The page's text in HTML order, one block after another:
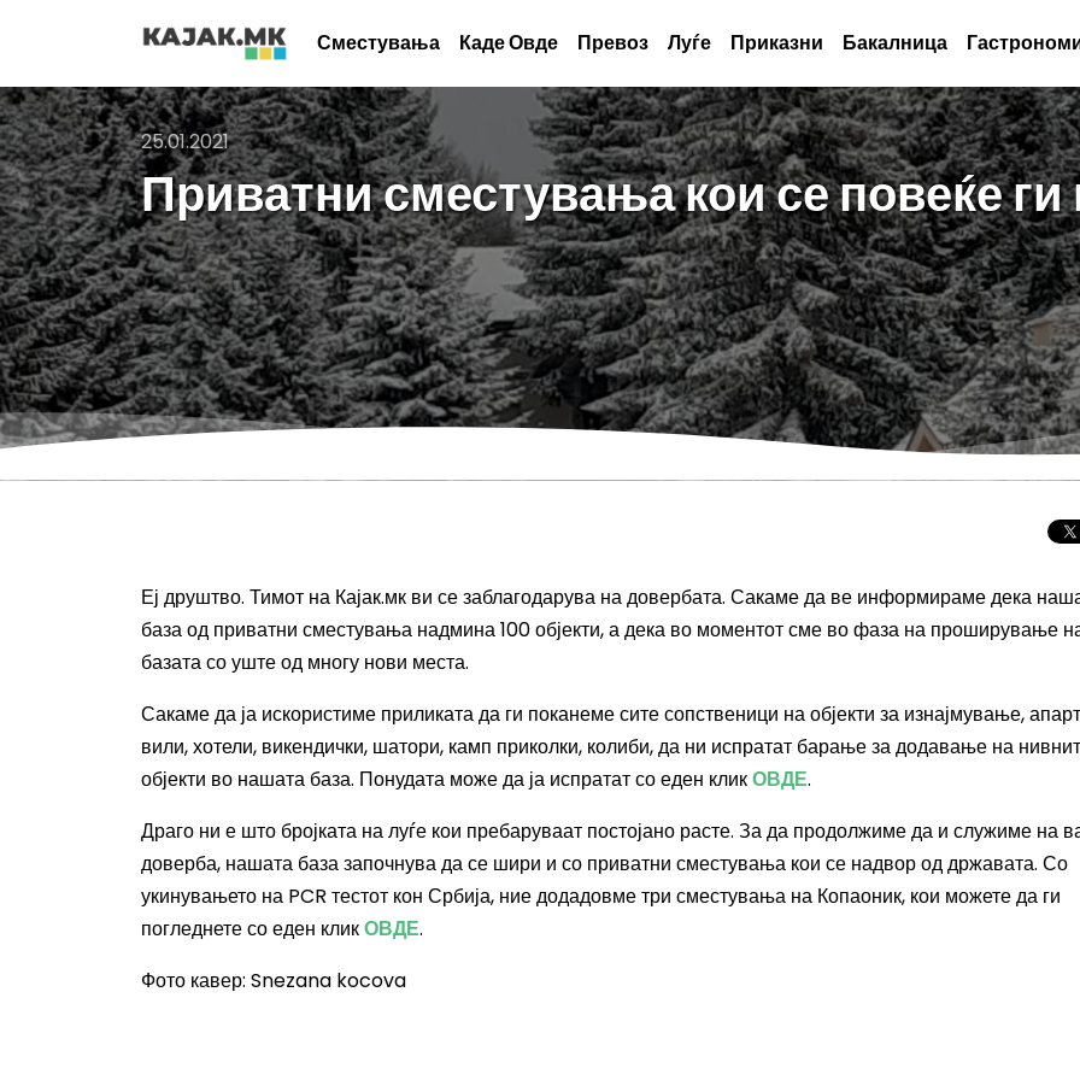
Сместувања Каде Овде Превоз Луѓе Приказни Бакалница
25.01.2021
Приватни сместувања кои се повеќе
Еј друштво. Тимот на Кајак.мк ви се заблагодарува на довербата. Сакаме да ве информираме дека
база од приватни сместувања надмина 100 објекти, а дека во моментот сме во фаза на проширување
базата со уште од многу нови места.
Сакаме да ја искористиме приликата да ги поканеме сите сопственици на објекти за изнајмување,
вили, хотели, викендички, шатори, камп приколки, колиби, да ни испратат барање за додавање на
објекти во нашата база. Понудата може да ја испратат со еден кликОВДЕ.
Драго ни е што бројката на луѓе кои пребаруваат постојано расте. За да продолжиме да и служиме на
доверба, нашата база започнува да се шири и со приватни сместувања кои се надвор од државата. Со
укинувањето на PCR тестот кон Србија, ние додадовме три сместувања на Копаоник, кои можете да ги
погледнете со еден кликОВДЕ.
Фото кавер: Snezana kocova
Целосно